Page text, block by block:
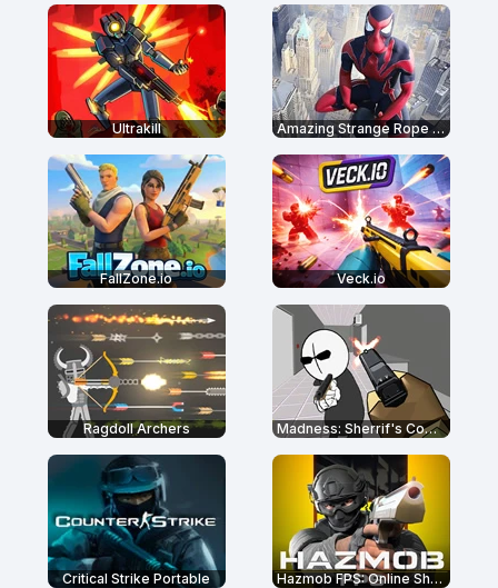
Ultrakill Amazing Strange Rope Police
FallZone.io Veck.io
Ragdoll Archers Madness: Sherrif's Compound
Critical Strike Portable Hazmob FPS: Online Shooter